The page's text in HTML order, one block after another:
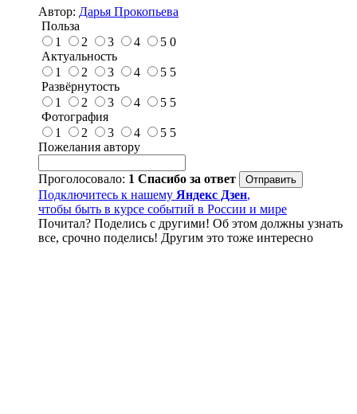
Автор: Дарья Прокопьева
Польза
1
2 3 4 5 0
Актуальность
1
2 3 4 5 5
Развёрнутость
1
2 3 4 5 5
Фотография
1
2 3 4 5 5
Пожелания автору
Проголосовало: 1 Спасибо за ответ
Подключитесь к нашему Яндекс Дзен,
чтобы быть в курсе событий в России и мире
Почитал? Поделись с другими! Об этом должны узнать
все, срочно поделись! Другим это тоже интересно